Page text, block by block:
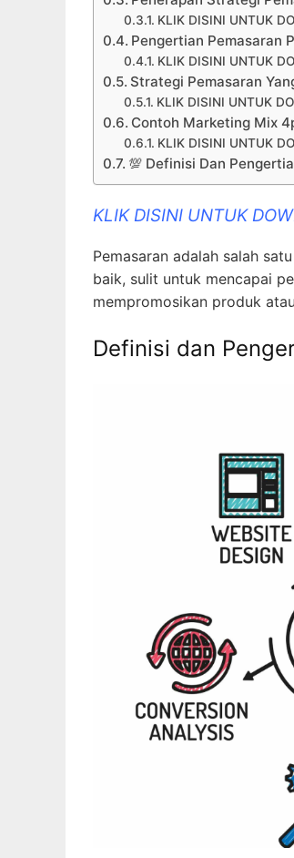
KLIK DISINI UNTUK
Pengertian Pemasaran
KLIK DISINI UNTUK
Strategi Pemasaran
KLIK DISINI UNTUK
Contoh Marketing Mix
KLIK DISINI UNTUK
💯 Definisi Dan
KLIK DISINI UNTUK
Pemasaran adalah salah
baik, sulit untuk mencapai
mempromosikan produk
Definisi dan